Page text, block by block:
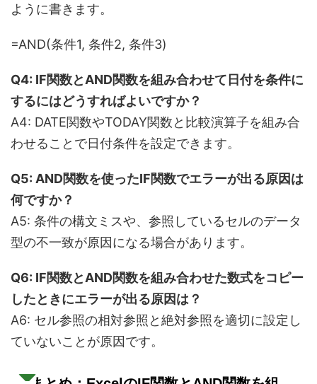
ように書きます。
=AND(条件1, 条件2, 条件3)
Q4: IF関数とAND関数を組み合わせて日付を条件に
するにはどうすればよいですか？
A4: DATE関数やTODAY関数と比較演算子を組み合
わせることで日付条件を設定できます。
Q5: AND関数を使ったIF関数でエラーが出る原因は
何ですか？
A5: 条件の構文ミスや、参照しているセルのデータ
型の不一致が原因になる場合があります。
Q6: IF関数とAND関数を組み合わせた数式をコピー
したときにエラーが出る原因は？
A6: セル参照の相対参照と絶対参照を適切に設定し
ていないことが原因です。